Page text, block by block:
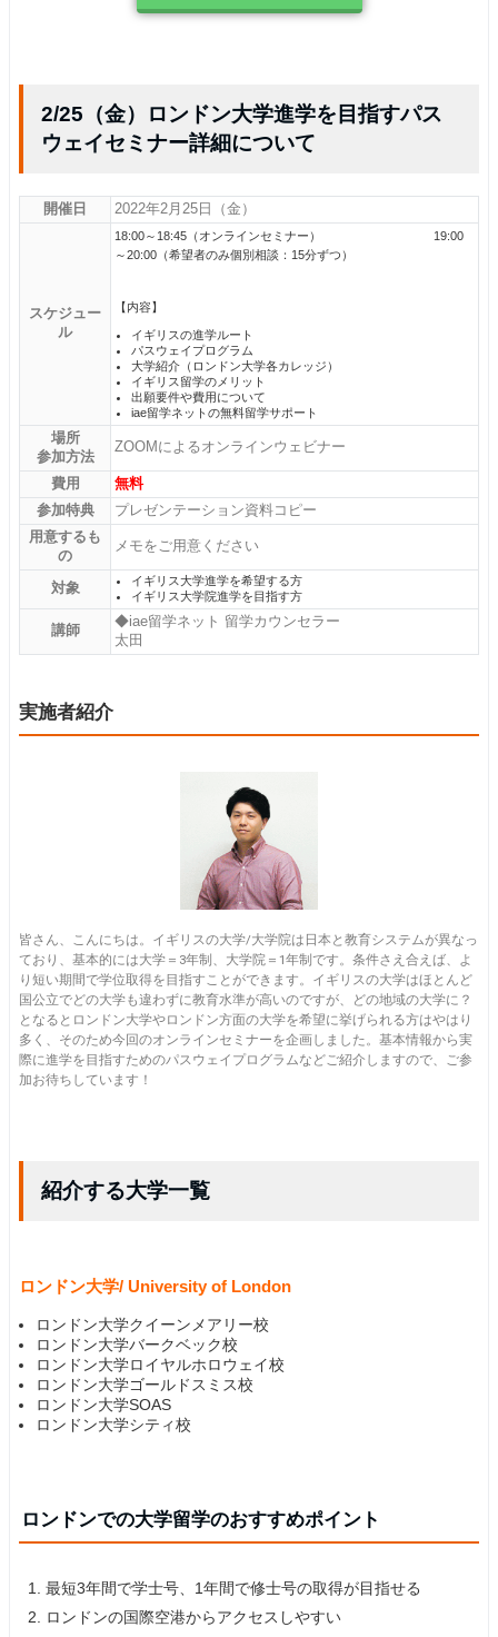
2/25（金）ロンドン大学進学を目指すパス
ウェイセミナー詳細について
開催日 2022年2月25日（金）
スケジュー
ル
18:00～18:45（オンラインセミナー） 19:00
～20:00（希望者のみ個別相談：15分ずつ）
【内容】
イギリスの進学ルート
パスウェイプログラム
大学紹介（ロンドン大学各カレッジ）
イギリス留学のメリット
出願要件や費用について
iae留学ネットの無料留学サポート
場所
参加方法
ZOOMによるオンラインウェビナー
費用
無料
参加特典
プレゼンテーション資料コピー
用意するも
の
メモをご用意ください
対象
イギリス大学進学を希望する方
イギリス大学院進学を目指す方
講師
◆iae留学ネット 留学カウンセラー
太田
実施者紹介
皆さん、こんにちは。イギリスの大学/大学院は日本と教育システムが異なっ
ており、基本的には大学＝3年制、大学院＝1年制です。条件さえ合えば、よ
り短い期間で学位取得を目指すことができます。イギリスの大学はほとんど
国公立でどの大学も違わずに教育水準が高いのですが、どの地域の大学に？
となるとロンドン大学やロンドン方面の大学を希望に挙げられる方はやはり
多く、そのため今回のオンラインセミナーを企画しました。基本情報から実
際に進学を目指すためのパスウェイプログラムなどご紹介しますので、ご参
加お待ちしています！
紹介する大学一覧
ロンドン大学/ University of London
ロンドン大学クイーンメアリー校
ロンドン大学バークベック校
ロンドン大学ロイヤルホロウェイ校
ロンドン大学ゴールドスミス校
ロンドン大学SOAS
ロンドン大学シティ校
ロンドンでの大学留学のおすすめポイント
最短3年間で学士号、1年間で修士号の取得が目指せる
ロンドンの国際空港からアクセスしやすい